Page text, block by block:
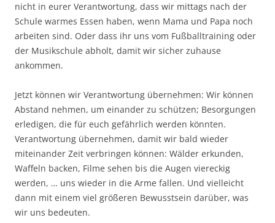
nicht in eurer Verantwortung, dass wir mittags nach der
Schule warmes Essen haben, wenn Mama und Papa noch
arbeiten sind. Oder dass ihr uns vom Fußballtraining oder
der Musikschule abholt, damit wir sicher zuhause
ankommen.
Jetzt können wir Verantwortung übernehmen: Wir können
Abstand nehmen, um einander zu schützen; Besorgungen
erledigen, die für euch gefährlich werden könnten.
Verantwortung übernehmen, damit wir bald wieder
miteinander Zeit verbringen können: Wälder erkunden,
Waffeln backen, Filme sehen bis die Augen viereckig
werden, … uns wieder in die Arme fallen. Und vielleicht
dann mit einem viel größeren Bewusstsein darüber, was
wir uns bedeuten.